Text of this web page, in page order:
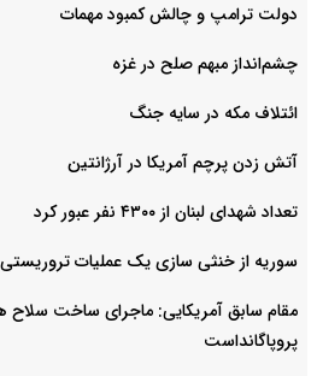
دولت ترامپ و چالش کمبود مهمات
چشم‌انداز مبهم صلح در غزه
ائتلاف مکه در سایه جنگ
آتش زدن پرچم آمریکا در آرژانتین
تعداد شهدای لبنان از ۴۳۰۰ نفر عبور کرد
سوریه از خنثی سازی یک عملیات تروریستی
مقام سابق آمریکایی: ماجرای ساخت سلاح
پروپاگانداست